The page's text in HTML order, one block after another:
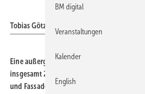
Tobias Götz und Karsten Köhler vor dem
Eine außergewöhnliche berufliche Reise
insgesamt 27 Jahren an der Spitze der
und Fassaden aus Wasungen,
BM digital
Veranstaltungen
Kalender
English